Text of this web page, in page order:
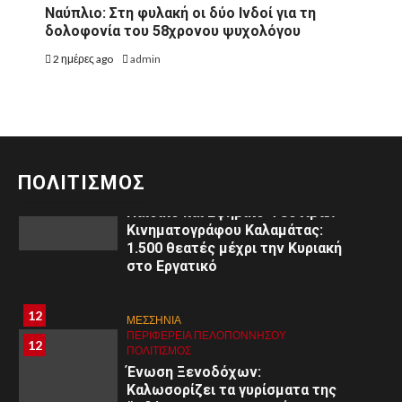
Ναύπλιο: Στη φυλακή οι δύο Ινδοί για τη
δολοφονία του 58χρονου ψυχολόγου
2 ημέρες ago admin
ΠΟΛΙΤΙΣΜΟΣ
ΠΟΛΙΤΙΣΜΌΣ
Αριστείδης Γ. Θεοδωρόπουλος:
Μηνύματα από τη Μεγάλη
11
ΠΟΛΙΤΙΣΜΌΣ
3ο
Παιδικό και Εφηβικό Φεστιβάλ
Κινηματογράφου Καλαμάτας:
1.500 θεατές μέχρι την Κυριακή
στο Εργατικό
12
12
ΜΕΣΣΗΝΙΑ
ΠΕΡΙΦΈΡΕΙΑ ΠΕΛΟΠΟΝΝΉΣΟΥ
ΠΟΛΙΤΙΣΜΌΣ
Ένωση Ξενοδόχων:
Καλωσορίζει τα γυρίσματα της
8
8
ΠΕΡΙΦΈΡΕΙΑ ΠΕΛΟΠΟΝΝΉΣΟΥ
Εκδήλωση στο Άργος: «Εφηβική
ψυχολογία: Κατανόηση –
Διαχείριση – Υποστήριξη»